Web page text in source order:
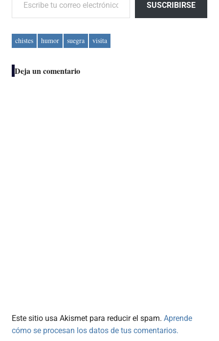
SUSCRIBIRSE
chistes humor suegra visita
Deja un comentario
Este sitio usa Akismet para reducir el spam. Aprende
cómo se procesan los datos de tus comentarios.